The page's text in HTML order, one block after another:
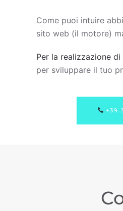
Come puoi intuire
sito web (il motore)
Per la realizzazione
per sviluppare il tuo